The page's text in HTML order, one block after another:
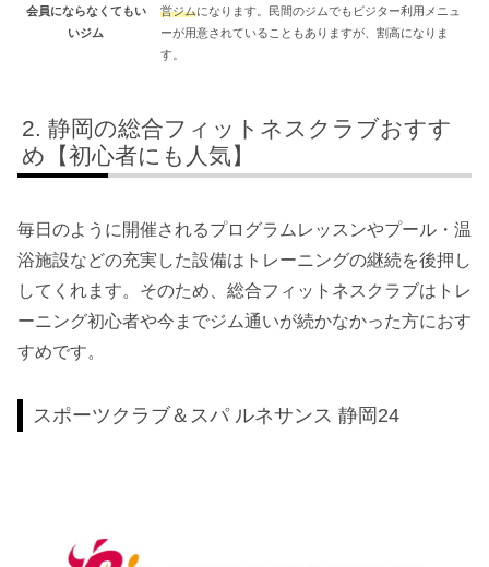
会員にならなくてもい
いジム
営ジムになります。民間のジムでもビジター利用メニュ
ーが用意されていることもありますが、割高になりま
す。
静岡の総合フィットネスクラブおすす
め【初心者にも人気】
毎日のように開催されるプログラムレッスンやプール・温
浴施設などの充実した設備はトレーニングの継続を後押し
してくれます。そのため、総合フィットネスクラブはトレ
ーニング初心者や今までジム通いが続かなかった方におす
すめです。
スポーツクラブ＆スパ ルネサンス 静岡24